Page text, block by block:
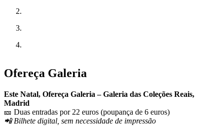
Ofereça Galeria
Este Natal, Ofereça Galeria – Galeria das Coleções Reais,
Madrid
🎫 Duas entradas por 22 euros (poupança de 6 euros)
📲 Bilhete digital, sem necessidade de impressão